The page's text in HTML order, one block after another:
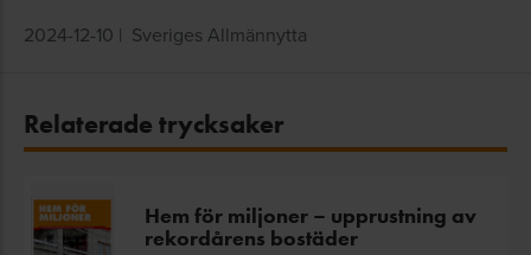
2024-12-10 | Sveriges Allmännytta
Relaterade trycksaker
Hem för miljoner – upprustning av
rekordårens bostäder